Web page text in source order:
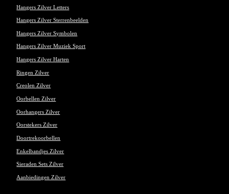
Hangers Zilver Letters
Hangers Zilver Sterrenbeelden
Hangers Zilver Symbolen
Hangers Zilver Muziek Sport
Hangers Zilver Harten
Ringen Zilver
Creolen Zilver
Oorbellen Zilver
Oorhangers Zilver
Oorstekers Zilver
Doortrekoorbellen
Enkelbandjes Zilver
Sieraden Sets Zilver
Aanbiedingen Zilver